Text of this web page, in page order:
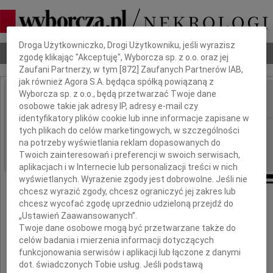
Nekrologi Odeszli Poradnik pogrzebowy
IMIĘ I NAZWISKO:
REGION: Wrocław
DATA EMISJI: 06.10.2025
Panu
Michałowi Kozakowi
Dbamy o Twoją prywatność
Droga Użytkowniczko, Drogi Użytkowniku, jeśli wyrazisz
zgodę klikając "Akceptuję", Wyborcza sp. z o.o. oraz jej
Zaufani Partnerzy, w tym [872 ] Zaufanych Partnerów IAB,
jak również Agora S.A. będąca spółką powiązaną z
Wyborcza sp. z o.o., będą przetwarzać Twoje dane
osobowe takie jak adresy IP, adresy e-mail czy
identyfikatory plików cookie lub inne informacje zapisane w
tych plikach do celów marketingowych, w szczególności
na potrzeby wyświetlania reklam dopasowanych do
Twoich zainteresowań i preferencji w swoich serwisach,
aplikacjach i w Internecie lub personalizacji treści w nich
wyświetlanych. Wyrażenie zgody jest dobrowolne. Jeśli nie
chcesz wyrazić zgody, chcesz ograniczyć jej zakres lub
chcesz wycofać zgodę uprzednio udzieloną przejdź do
„Ustawień Zaawansowanych”.
Twoje dane osobowe mogą być przetwarzane także do
celów badania i mierzenia informacji dotyczących
funkcjonowania serwisów i aplikacji lub łączone z danymi
dot. świadczonych Tobie usług. Jeśli podstawą